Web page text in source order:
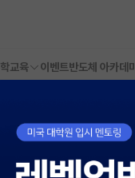
교육 이벤트반도체 아카데미